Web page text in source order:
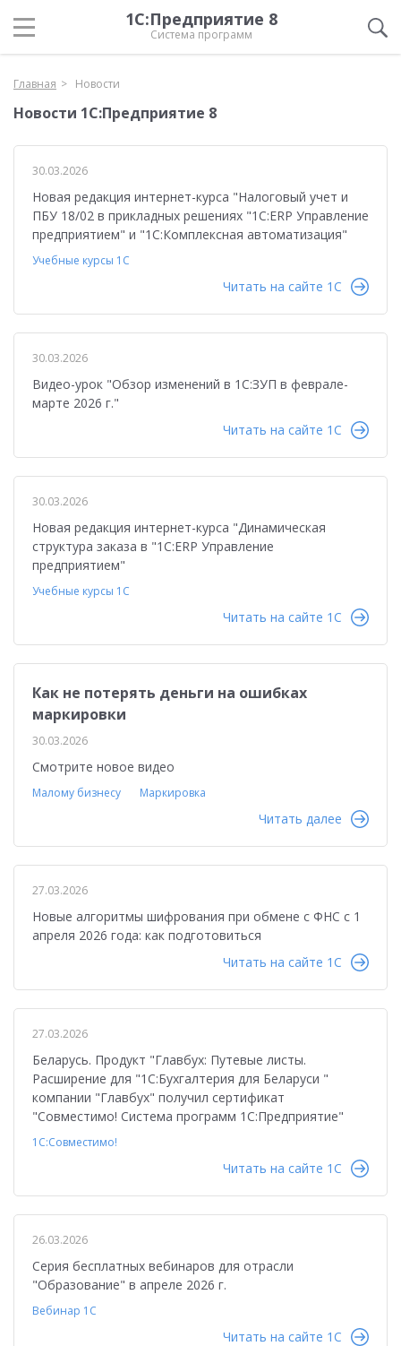
1С:Предприятие 8
Система программ
Главная Новости
Новости 1С:Предприятие 8
30.03.2026
Новая редакция интернет-курса "Налоговый учет и
ПБУ 18/02 в прикладных решениях "1С:ERP Управление
предприятием" и "1С:Комплексная автоматизация"
Учебные курсы 1С
Читать на сайте 1C
30.03.2026
Видео-урок "Обзор изменений в 1C:ЗУП в феврале-
марте 2026 г."
Читать на сайте 1C
30.03.2026
Новая редакция интернет-курса "Динамическая
структура заказа в "1С:ERP Управление
предприятием"
Учебные курсы 1С
Читать на сайте 1C
Как не потерять деньги на ошибках
маркировки
30.03.2026
Смотрите новое видео
Малому бизнесу Маркировка
Читать далее
27.03.2026
Новые алгоритмы шифрования при обмене с ФНС с 1
апреля 2026 года: как подготовиться
Читать на сайте 1C
27.03.2026
Беларусь. Продукт "Главбух: Путевые листы.
Расширение для "1С:Бухгалтерия для Беларуси "
компании "Главбух" получил сертификат
"Совместимо! Система программ 1С:Предприятие"
1С:Совместимо!
Читать на сайте 1C
26.03.2026
Серия бесплатных вебинаров для отрасли
"Образование" в апреле 2026 г.
Вебинар 1С
Читать на сайте 1C